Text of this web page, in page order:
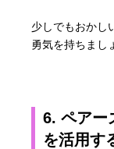
少しでもおかし
勇気を持ちまし
6. ペアー
を活用す